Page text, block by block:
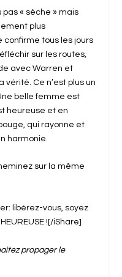
pas « sèche » mais
plus
confirme tous les jours
sur les routes,
avec Warren et
vérité. Ce n’est plus un
belle femme est
heureuse et en
qui rayonne et
harmonie.
sur la même
libérez-vous, soyez
![/iShare]
propager le